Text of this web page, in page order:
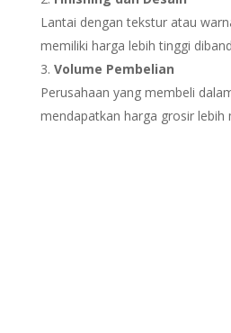
Lantai dengan tekstur atau
memiliki harga lebih tinggi
Volume Pembelian
Perusahaan yang membeli
mendapatkan harga grosir lebih